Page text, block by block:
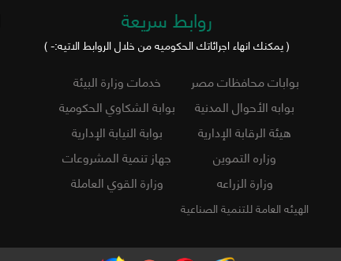
روابط سريعة
( يمكنك انهاء اجرائاتك الحكوميه من خلال الروابط الاتيه:- )
بوابات محافظات مصر
خدمات وزارة البيئة
بوابه الأحوال المدنية
بوابة الشكاوي الحكومية
هيئة الرقابة الإدارية
بوابة النيابة الإدارية
وزاره التموين
جهاز تنمية المشروعات
وزارة الزراعه
وزارة القوي العاملة
الهيئه العامة للتنمية الصناعية